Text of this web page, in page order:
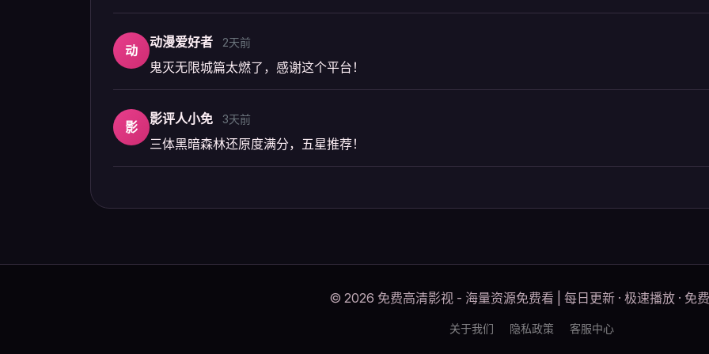
动
动漫爱好者 2天前
鬼灭无限城篇太燃了，感谢这个平台！
影
影评人小免 3天前
三体黑暗森林还原度满分，五星推荐！
© 2026 免费高清影视 - 海量资源免费看 | 每日更新 · 极速播放 · 免
关于我们 隐私政策 客服中心